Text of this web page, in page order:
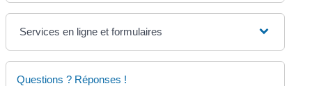
Services en ligne et formulaires
Questions ? Réponses !